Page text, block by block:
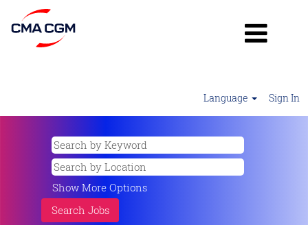
Language Sign In
Show More Options